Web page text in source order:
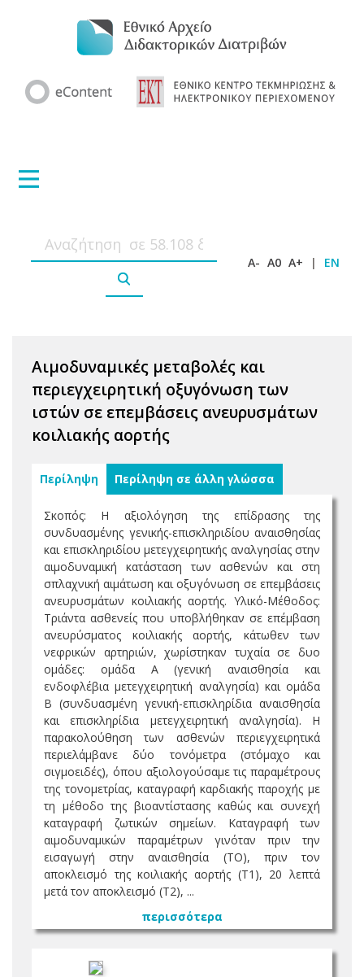
A- A0 A+ | EN
Αιμοδυναμικές μεταβολές και
περιεγχειρητική οξυγόνωση των
ιστών σε επεμβάσεις ανευρυσμάτων
κοιλιακής αορτής
Περίληψη Περίληψη σε άλλη γλώσσα
Σκοπός: Η αξιολόγηση της επίδρασης της
συνδυασμένης γενικής-επισκληριδίου αναισθησίας
και επισκληριδίου μετεγχειρητικής αναλγησίας στην
αιμοδυναμική κατάσταση των ασθενών και στη
σπλαχνική αιμάτωση και οξυγόνωση σε επεμβάσεις
ανευρυσμάτων κοιλιακής αορτής. Υλικό-Μέθοδος:
Τριάντα ασθενείς που υποβλήθηκαν σε επέμβαση
ανευρύσματος κοιλιακής αορτής, κάτωθεν των
νεφρικών αρτηριών, χωρίστηκαν τυχαία σε δυο
ομάδες: ομάδα Α (γενική αναισθησία και
ενδοφλέβια μετεγχειρητική αναλγησία) και ομάδα
Β (συνδυασμένη γενική-επισκληρίδια αναισθησία
και επισκληρίδια μετεγχειρητική αναλγησία). Η
παρακολούθηση των ασθενών περιεγχειρητικά
περιελάμβανε δύο τονόμετρα (στόμαχο και
σιγμοειδές), όπου αξιολογούσαμε τις παραμέτρους
της τονομετρίας, καταγραφή καρδιακής παροχής με
τη μέθοδο της βιοαντίστασης καθώς και συνεχή
καταγραφή ζωτικών σημείων. Καταγραφή των
αιμοδυναμικών παραμέτρων γινόταν πριν την
εισαγωγή στην αναισθησία (ΤΟ), πριν τον
αποκλεισμό της κοιλιακής αορτής (Τ1), 20 λεπτά
μετά τον αποκλεισμό (Τ2), ...
περισσότερα